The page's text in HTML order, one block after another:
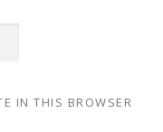
IN THIS BROWSER